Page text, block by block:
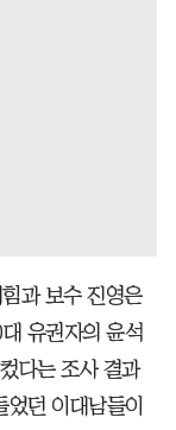
과 보수 진영은
유권자의 윤석
다는 조사 결과
던 이대남들이